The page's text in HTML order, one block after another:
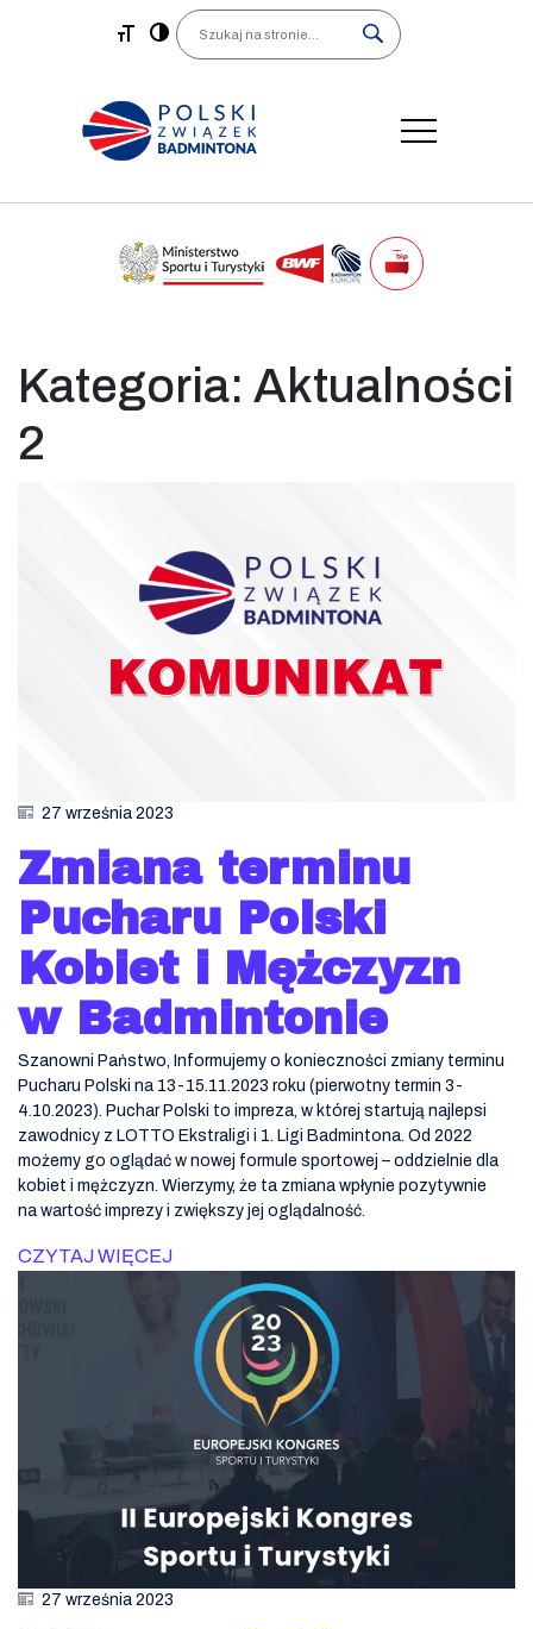
Main Navigation
Search
Kategoria: Aktualności
2
27 września 2023
Zmiana terminu
Pucharu Polski
Kobiet i Mężczyzn
w Badmintonie
Szanowni Państwo, Informujemy o konieczności zmiany terminu
Pucharu Polski na 13-15.11.2023 roku (pierwotny termin 3-
4.10.2023). Puchar Polski to impreza, w której startują najlepsi
zawodnicy z LOTTO Ekstraligi i 1. Ligi Badmintona. Od 2022
możemy go oglądać w nowej formule sportowej – oddzielnie dla
kobiet i mężczyzn. Wierzymy, że ta zmiana wpłynie pozytywnie
na wartość imprezy i zwiększy jej oglądalność.
CZYTAJ WIĘCEJ
27 września 2023